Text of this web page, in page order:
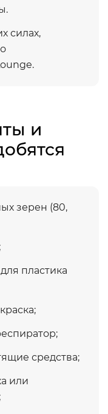
силах,
и
зерен (80,
пластика
средства;
или